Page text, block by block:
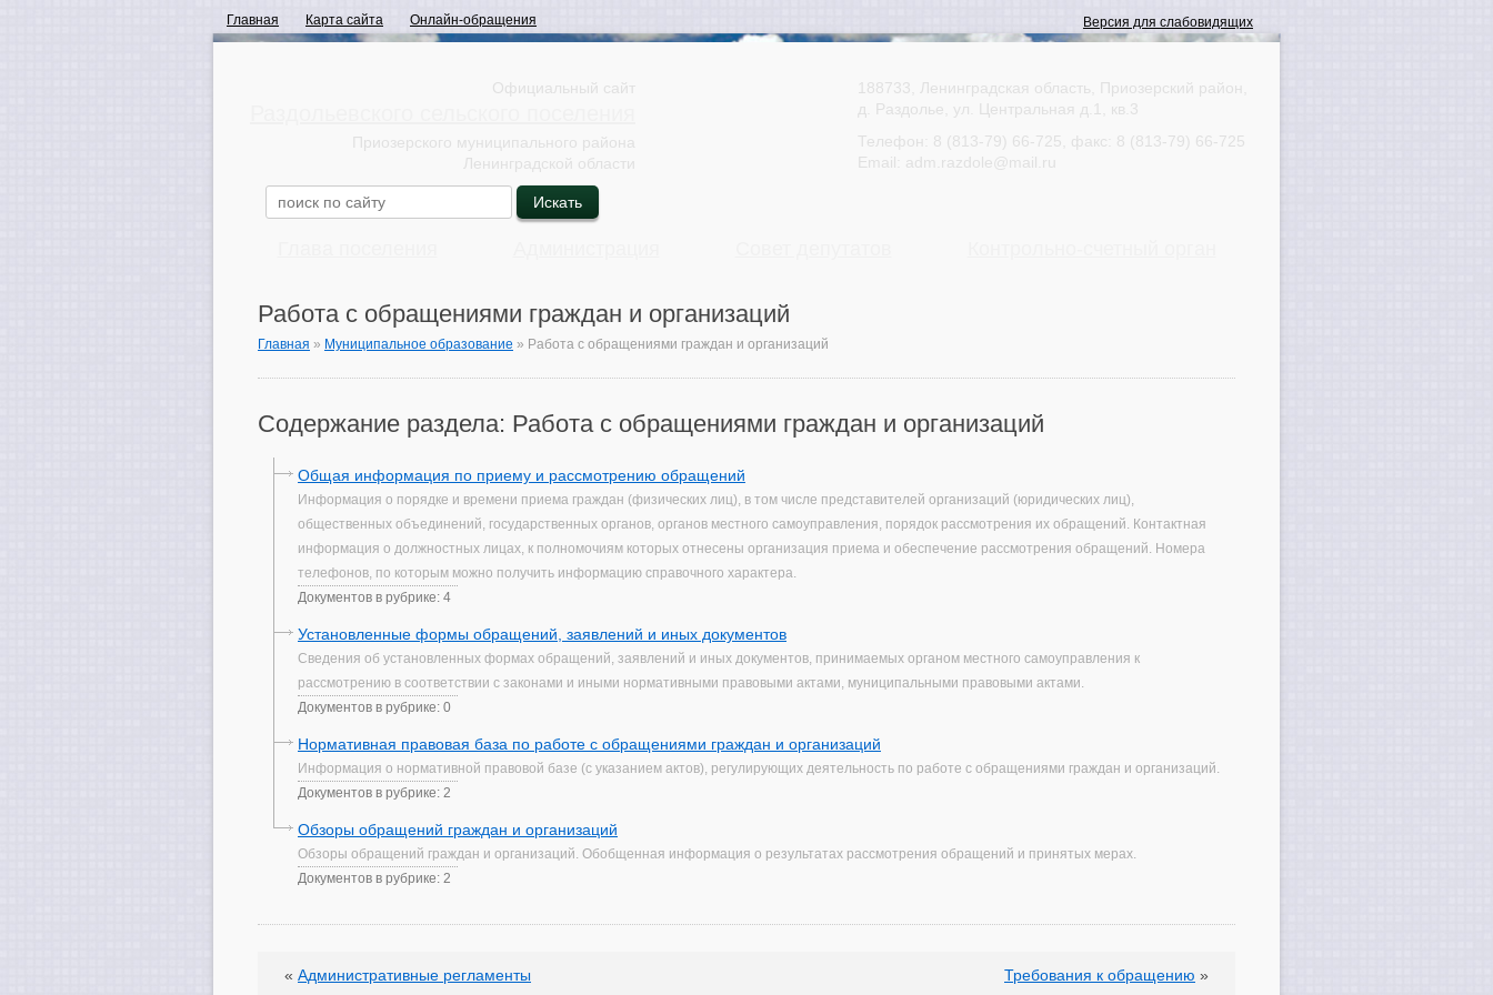
Главная Карта сайта Онлайн-обращения
Официальный сайт
Приозерского муниципального района
Ленинградской области
188733, Ленинградская область, Приозерский район,
д. Раздолье, ул. Центральная д.1, кв.3
Телефон: 8 (813-79) 66-725 , факс: 8 (813-79) 66-725
Email: adm.razdole@mail.ru
Работа с обращениями граждан и организаций
Главная » Муниципальное образование » Работа с обращениями граждан и организаций
Содержание раздела: Работа с обращениями граждан и организаций
Общая информация по приему и рассмотрению обращений
Информация о порядке и времени приема граждан (физических лиц), в том числе представителей организаций (юридических лиц),
общественных объединений, государственных органов, органов местного самоуправления, порядок рассмотрения их обращений. Контактная
информация о должностных лицах, к полномочиям которых отнесены организация приема и обеспечение рассмотрения обращений. Номера
телефонов, по которым можно получить информацию справочного характера.
Документов в рубрике: 4
Установленные формы обращений, заявлений и иных документов
Сведения об установленных формах обращений, заявлений и иных документов, принимаемых органом местного самоуправления к
рассмотрению в соответствии с законами и иными нормативными правовыми актами, муниципальными правовыми актами.
Документов в рубрике: 0
Нормативная правовая база по работе с обращениями граждан и организаций
Информация о нормативной правовой базе (с указанием актов), регулирующих деятельность по работе с обращениями граждан и организаций.
Документов в рубрике: 2
Обзоры обращений граждан и организаций
Обзоры обращений граждан и организаций. Обобщенная информация о результатах рассмотрения обращений и принятых мерах.
Документов в рубрике: 2
« Административные регламенты Требования к обращению »